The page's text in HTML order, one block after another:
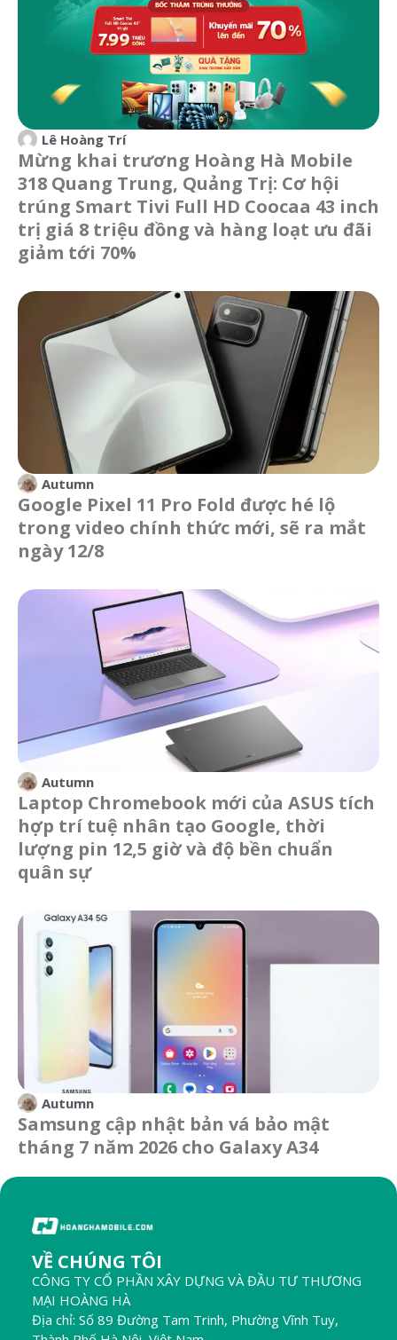
Lê Hoàng Trí
Mừng khai trương Hoàng Hà Mobile
318 Quang Trung, Quảng Trị: Cơ hội
trúng Smart Tivi Full HD Coocaa 43 inch
trị giá 8 triệu đồng và hàng loạt ưu đãi
giảm tới 70%
Autumn
Google Pixel 11 Pro Fold được hé lộ
trong video chính thức mới, sẽ ra mắt
ngày 12/8
Autumn
Laptop Chromebook mới của ASUS tích
hợp trí tuệ nhân tạo Google, thời
lượng pin 12,5 giờ và độ bền chuẩn
quân sự
Autumn
Samsung cập nhật bản vá bảo mật
tháng 7 năm 2026 cho Galaxy A34
VỀ CHÚNG TÔI
CÔNG TY CỔ PHẦN XÂY DỰNG VÀ ĐẦU TƯ THƯƠNG
MẠI HOÀNG HÀ
Địa chỉ: Số 89 Đường Tam Trinh, Phường Vĩnh Tuy,